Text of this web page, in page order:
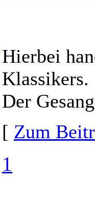
Hierbei
Klassikers.
Der
[ Zum
1